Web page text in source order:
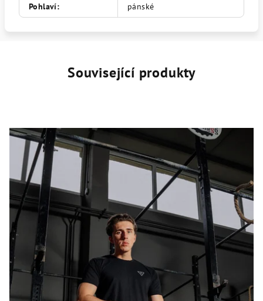
Pohlaví: pánské
Související produkty